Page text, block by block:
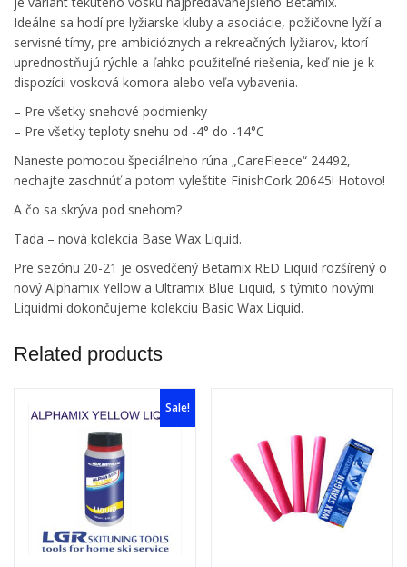
Ideálne sa hodí pre lyžiarske kluby a asociácie, požičovne lyží a
servisné tímy, pre ambicióznych a rekreačných lyžiarov, ktorí
uprednostňujú rýchle a ľahko použiteľné riešenia, keď nie je k
dispozícii vosková komora alebo veľa vybavenia.
– Pre všetky snehové podmienky
– Pre všetky teploty snehu od -4° do -14°C
Naneste pomocou špeciálneho rúna „CareFleece“ 24492,
nechajte zaschnúť a potom vyleštite FinishCork 20645! Hotovo!
A čo sa skrýva pod snehom?
Tada – nová kolekcia Base Wax Liquid.
Pre sezónu 20-21 je osvedčený Betamix RED Liquid rozšírený o
nový Alphamix Yellow a Ultramix Blue Liquid, s týmito novými
Liquidmi dokončujeme kolekciu Basic Wax Liquid.
Related products
Sale!